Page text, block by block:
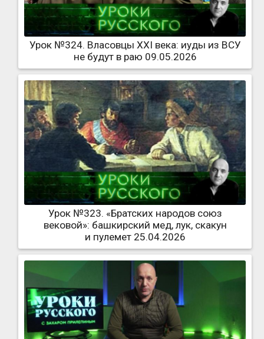
Урок №324. Власовцы XXI века: иуды из ВСУ
не будут в раю 09.05.2026
Урок №323. «Братских народов союз
вековой»: башкирский мед, лук, скакун
и пулемет 25.04.2026